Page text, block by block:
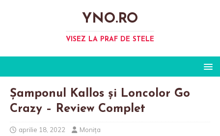
YNO.RO
VISEZ LA PRAF DE STELE
Șamponul Kallos și Loncolor Go
Crazy – Review Complet
aprilie 18, 2022 Monița